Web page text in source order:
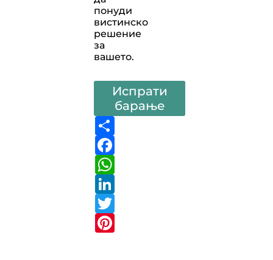
понуди
вистинско
решение
за
вашето.
Испрати
барање